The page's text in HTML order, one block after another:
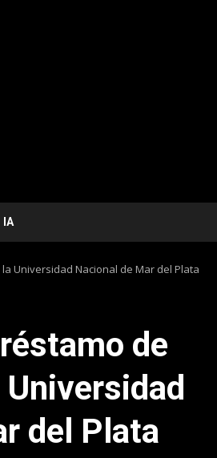
IA
Universidad Nacional de Mar del Plata
de
del Plata